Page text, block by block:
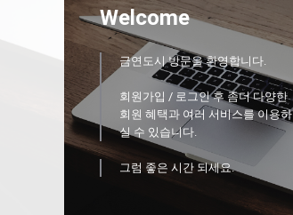
Welcome
금연도시 방문을 환영합니다.
회원가입 / 로그인 후 좀더 다양한
회원 혜택과 여러 서비스를 이용하
실 수 있습니다.
그럼 좋은 시간 되세요.